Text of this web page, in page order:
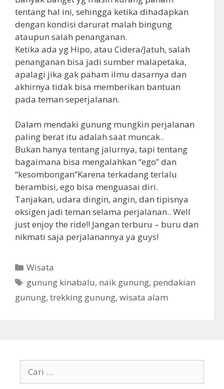
tentang hal ini, sehingga ketika dihadapkan
dengan kondisi darurat malah bingung
ataupun salah penanganan.
Ketika ada yg Hipo, atau Cidera/Jatuh, salah
penanganan bisa jadi sumber malapetaka,
apalagi jika gak paham ilmu dasarnya dan
akhirnya tidak bisa memberikan bantuan
pada teman seperjalanan.
Dalam mendaki gunung mungkin perjalanan
paling berat itu adalah saat muncak..
Bukan hanya tentang jalurnya, tapi tentang
bagaimana bisa mengalahkan “ego” dan
“kesombongan”Karena terkadang terlalu
berambisi, ego bisa menguasai diri.
Tanjakan, udara dingin, angin, dan tipisnya
oksigen jadi teman selama perjalanan.. Well
just enjoy the ride!! Jangan terburu – buru dan
nikmati saja perjalanannya ya guys!
K
a
t
e
Wisata
T
a
gunung kinabalu, naik gunung, pendakian
gunung, trekking gunung, wisata alam